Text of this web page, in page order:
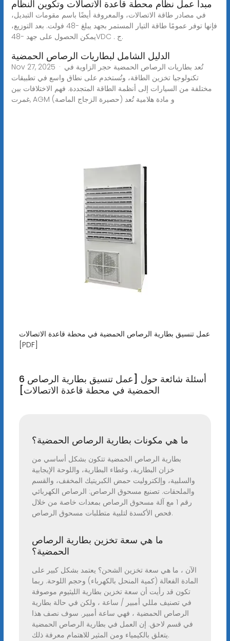
مبدأ عمل نظام محطة قاعدة الاتصالات وتكوين النظام
في مصادر طاقة الاتصالات، والمعروفة أيضًا باسم مقومات التبديل،
فإنها توفر عمومًا طاقة التيار المستمر بجهد يبلغ -48 فولت. بعد التوزيع،
يمكن الحصول على جهد -48VDC . ج.
الدليل الشامل لبطاريات الرصاص الحمضية
Nov 27, 2025 · تُعد بطاريات الرصاص الحمضية حجر الزاوية في
تكنولوجيا تخزين الطاقة، وتُستخدم على نطاق واسع في تطبيقات
مختلفة من السيارات إلى أنظمة الطاقة المتجددة. فهم الاختلافات بين
غمرت, AGM (حصيرة الزجاج الماصة) و مادة هلامية تُعد
عمل تنسيق بطارية الرصاص الحمضية في محطة قاعدة الاتصالات
[PDF]
6 أسئلة شائعة حول [عمل تنسيق بطارية الرصاص
الحمضية في محطة قاعدة الاتصالات]
ما هي مكونات بطارية الرصاص الحمضية؟
بطارية الرصاص الحمضية تتكون بشكل أساسي من
خزان البطارية، وغطاء البطارية، واللوحة الإيجابية
والسلبية، وإلكتروليت حمض الكبريتيك المخفف، والقسم
والملحقات. تصنيع مسحوق الرصاص: الرصاص الكهربائي
رقم 1 مع آلة مسحوق الرصاص بمعدات خاصة من خلال
فحص الأكسدة لتلبية متطلبات مسحوق الرصاص.
ما هي سعة تخزين بطارية الرصاص
الحمضية؟
الآن ، ما هي سعة تخزين الشحن؟ يعتمد بشكل كبير على
المادة الفعالة (كمية المنحل بالكهرباء) وحجم اللوحة. ربما
تكون قد رأيت أن سعة تخزين بطارية الليثيوم موصوفة
في تصنيف مللي أمبير / ساعة ، ولكن في حالة بطارية
الرصاص الحمضية ، فهي ساعة أمبير. سوف نصف هذا
في قسم لاحق. إن العمل في بطارية الرصاص الحمضية
يتعلق بالكيمياء ومن المثير للاهتمام معرفة ذلك.